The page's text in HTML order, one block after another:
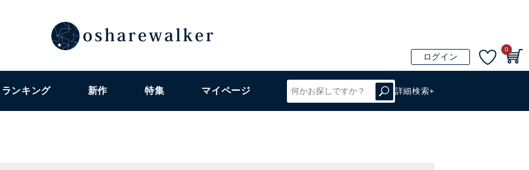
ログイン
0
ランキング 新作 特集 マイページ 詳細検索+